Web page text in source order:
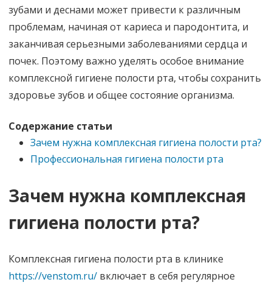
зубами и деснами может привести к различным
проблемам, начиная от кариеса и пародонтита, и
заканчивая серьезными заболеваниями сердца и
почек. Поэтому важно уделять особое внимание
комплексной гигиене полости рта, чтобы сохранить
здоровье зубов и общее состояние организма.
Содержание статьи
Зачем нужна комплексная гигиена полости рта?
Профессиональная гигиена полости рта
Зачем нужна комплексная
гигиена полости рта?
Комплексная гигиена полости рта в клинике
https://venstom.ru/ включает в себя регулярное